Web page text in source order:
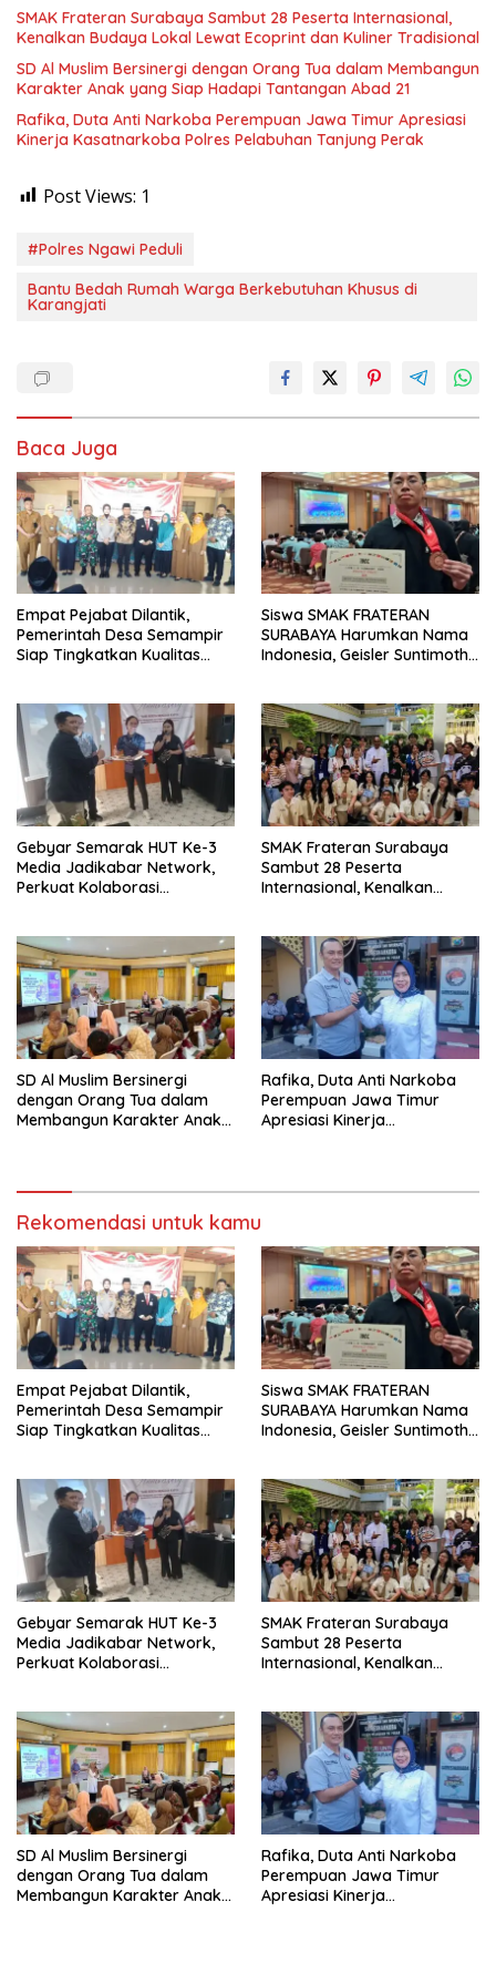
SMAK Frateran Surabaya Sambut 28 Peserta Internasional,
Kenalkan Budaya Lokal Lewat Ecoprint dan Kuliner Tradisional
SD Al Muslim Bersinergi dengan Orang Tua dalam Membangun
Karakter Anak yang Siap Hadapi Tantangan Abad 21
Rafika, Duta Anti Narkoba Perempuan Jawa Timur Apresiasi
Kinerja Kasatnarkoba Polres Pelabuhan Tanjung Perak
Post Views: 1
#Polres Ngawi Peduli
Bantu Bedah Rumah Warga Berkebutuhan Khusus di
Karangjati
Baca Juga
Empat Pejabat Dilantik,
Pemerintah Desa Semampir
Siap Tingkatkan Kualitas
Siswa SMAK FRATERAN
SURABAYA Harumkan Nama
Indonesia, Geisler Suntimothy
Gebyar Semarak HUT Ke-3
Media Jadikabar Network,
Perkuat Kolaborasi
Pariwisata Kota Malang
SMAK Frateran Surabaya
Sambut 28 Peserta
Internasional, Kenalkan
SD Al Muslim Bersinergi
dengan Orang Tua dalam
Membangun Karakter Anak
Rafika, Duta Anti Narkoba
Perempuan Jawa Timur
Apresiasi Kinerja
Rekomendasi untuk kamu
Empat Pejabat Dilantik,
Pemerintah Desa Semampir
Siap Tingkatkan Kualitas
Siswa SMAK FRATERAN
SURABAYA Harumkan Nama
Indonesia, Geisler Suntimothy
Gebyar Semarak HUT Ke-3
Media Jadikabar Network,
Perkuat Kolaborasi
Pariwisata Kota Malang
SMAK Frateran Surabaya
Sambut 28 Peserta
Internasional, Kenalkan
SD Al Muslim Bersinergi
dengan Orang Tua dalam
Membangun Karakter Anak
Rafika, Duta Anti Narkoba
Perempuan Jawa Timur
Apresiasi Kinerja